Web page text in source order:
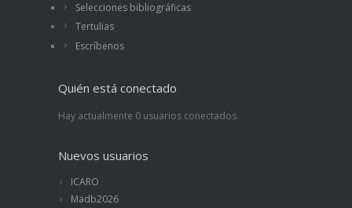
Selecciones bibliográficas
Tertulias
Escríbenos
Quién está conectado
Hay actualmente 0 usuarios conectados.
Nuevos usuarios
ICARO
Madb2026